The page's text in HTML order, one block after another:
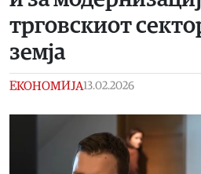
трговскиот
земја
ЕКОНОМИЈА13.02.2026